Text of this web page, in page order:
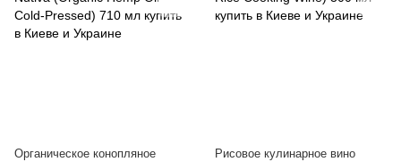
Органическое конопляное
Рисовое кулинарное вино